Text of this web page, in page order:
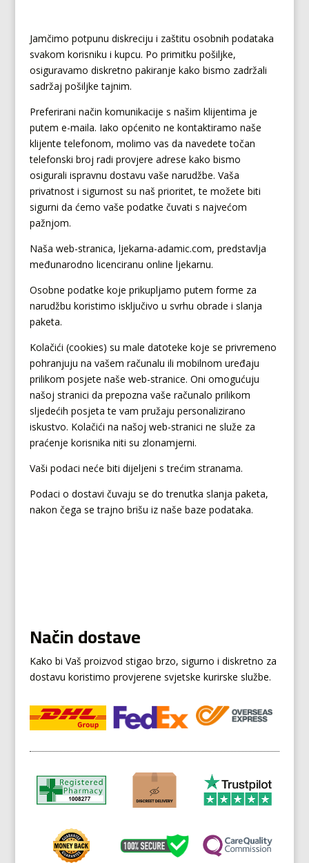
Jamčimo potpunu diskreciju i zaštitu osobnih podataka
svakom korisniku i kupcu. Po primitku pošiljke,
osiguravamo diskretno pakiranje kako bismo zadržali
sadržaj pošiljke tajnim.
Preferirani način komunikacije s našim klijentima je
putem e-maila. Iako općenito ne kontaktiramo naše
klijente telefonom, molimo vas da navedete točan
telefonski broj radi provjere adrese kako bismo
osigurali ispravnu dostavu vaše narudžbe. Vaša
privatnost i sigurnost su naš prioritet, te možete biti
sigurni da ćemo vaše podatke čuvati s najvećom
pažnjom.
Naša web-stranica, ljekarna-adamic.com, predstavlja
međunarodno licenciranu online ljekarnu.
Osobne podatke koje prikupljamo putem forme za
narudžbu koristimo isključivo u svrhu obrade i slanja
paketa.
Kolačići (cookies) su male datoteke koje se privremeno
pohranjuju na vašem računalu ili mobilnom uređaju
prilikom posjete naše web-stranice. Oni omogućuju
našoj stranici da prepozna vaše računalo prilikom
sljedećih posjeta te vam pružaju personalizirano
iskustvo. Kolačići na našoj web-stranici ne služe za
praćenje korisnika niti su zlonamjerni.
Vaši podaci neće biti dijeljeni s trećim stranama.
Podaci o dostavi čuvaju se do trenutka slanja paketa,
nakon čega se trajno brišu iz naše baze podataka.
Način dostave
Kako bi Vaš proizvod stigao brzo, sigurno i diskretno za
dostavu koristimo provjerene svjetske kurirske službe.